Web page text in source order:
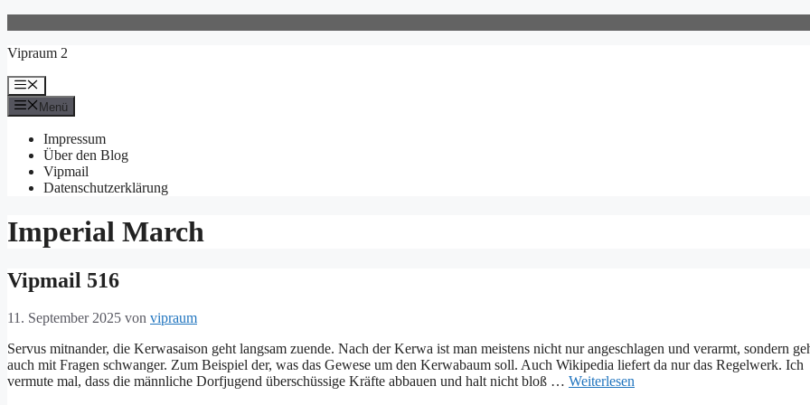
springen
Vipraum 2
Menü
Menü
Impressum
Über den Blog
Vipmail
Datenschutzerklärung
Imperial March
Vipmail 516
11. September 2025 von vipraum
Servus mitnander, die Kerwasaison geht langsam zuende. Nach der Kerwa ist man meistens nicht nur angeschlagen und verarmt, sondern
auch mit Fragen schwanger. Zum Beispiel der, was das Gewese um den Kerwabaum soll. Auch Wikipedia liefert da nur das Regelwerk. Ich
vermute mal, dass die männliche Dorfjugend überschüssige Kräfte abbauen und halt nicht bloß … Weiterlesen